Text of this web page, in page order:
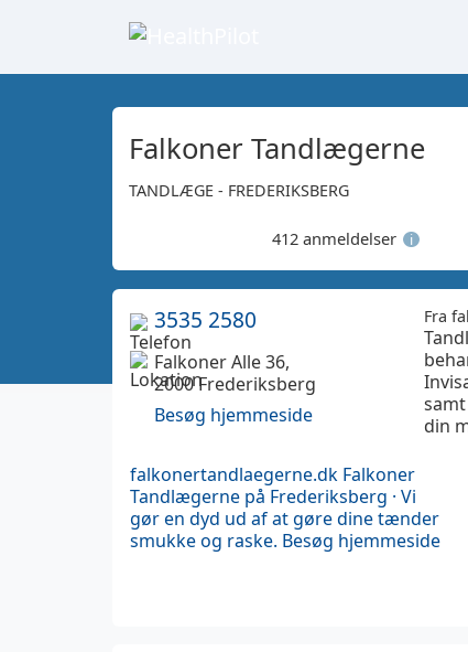
Falkoner Tandlægerne
TANDLÆGE - FREDERIKSBERG
412 anmeldelser i
3535 2580
Falkoner Alle 36,
2000 Frederiksberg
Besøg hjemmeside
Fra
din
falkonertandlaegerne.dk Falkoner
Tandlægerne på Frederiksberg · Vi
gør en dyd ud af at gøre dine tænder
smukke og raske. Besøg hjemmeside